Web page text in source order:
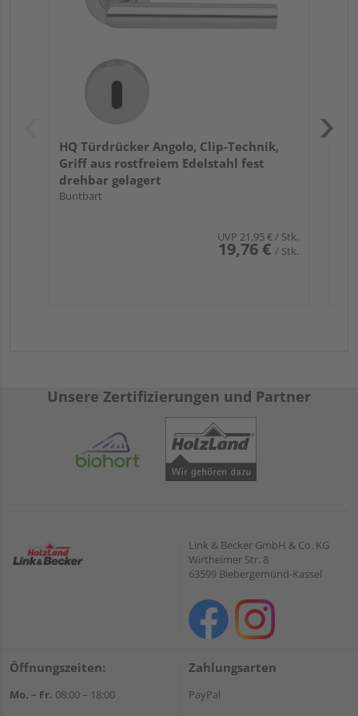
Röhrenspan zum Leben. Lassen Sie sich von der Klarheit und
Präzision der Linien, der makellosen Qualität und der
den sie enthüllt.
HQ Türdrücker Angolo, Clip-Technik,
Griff aus rostfreiem Edelstahl fest
drehbar gelagert
Buntbart
UVP 21,95 €/ Stk.
19,76 € / Stk.
Unsere Zertifizierungen und Partner
Link & Becker GmbH & Co. KG
Wirtheimer Str. 8
63599 Biebergemünd-Kassel
Öffnungszeiten:
Mo. – Fr. 08:00 – 18:00
Zahlungsarten
PayPal